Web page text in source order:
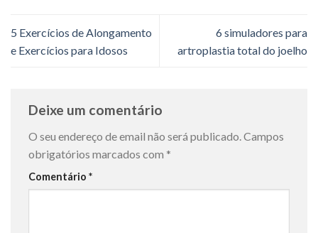
5 Exercícios de Alongamento
e Exercícios para Idosos
6 simuladores para
artroplastia total do joelho
Deixe um comentário
O seu endereço de email não será publicado.Campos
obrigatórios marcados com *
Comentário *